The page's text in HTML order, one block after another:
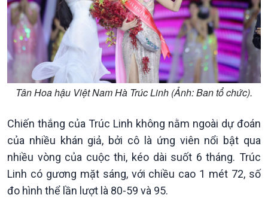
Chính trị
Tin Chính trị
Chính phủ với người dân
Quốc hội với cử tri
Xây dựng đảng
Nhận diện sự thật
Pháp luật và đời sống
Thế giới
Tin thế giới
Vấn đề quốc tế
Hồ sơ sự kiện quốc tế
Thế giới & Việt Nam
bền
Tân Hoa hậu Việt Nam Hà Trúc Linh (Ảnh: Ban tổ chức).
Chiến thắng của Trúc Linh không nằm ngoài dự đoán
của nhiều khán giả, bởi cô là ứng viên nổi bật qua
nhiều vòng của cuộc thi, kéo dài suốt 6 tháng. Trúc
Linh có gương mặt sáng, với chiều cao 1 mét 72, số
đo hình thể lần lượt là 80-59 và 95.